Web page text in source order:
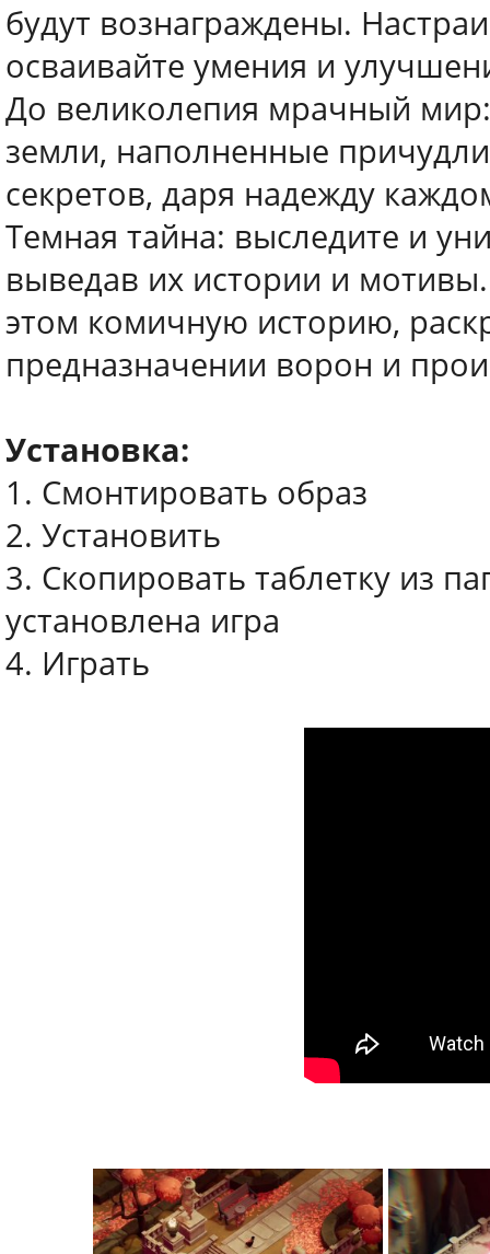
будут вознаграждены.
осваивайте умения и
До великолепия мрачный мир:
земли, наполненные
секретов, даря надежду
Темная тайна: выследите и
выведав их истории и
этом комичную историю,
предназначении ворон и
Установка:
1. Смонтировать образ
2. Установить
3. Скопировать таблетку из
установлена игра
4. Играть